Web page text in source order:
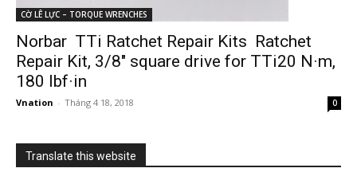
CỜ LÊ LỰC – TORQUE WRENCHES
Norbar TTi Ratchet Repair Kits Ratchet
Repair Kit, 3/8″ square drive for TTi20 N·m,
180 lbf·in
Vnation - Tháng 4 18, 2018 0
Translate this website